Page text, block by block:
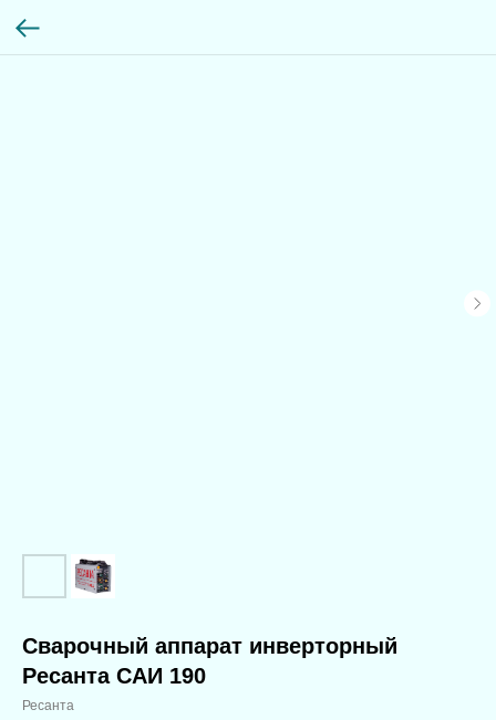
Сварочный аппарат инверторный
Ресанта САИ 190
Ресанта